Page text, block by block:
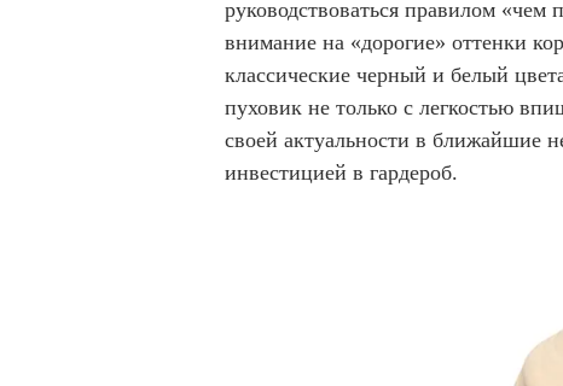
руководствоваться правилом
внимание на «дорогие» оттенки
классические черный и белый
пуховик не только с легкостью
своей актуальности в ближайшие
инвестицией в гардероб.